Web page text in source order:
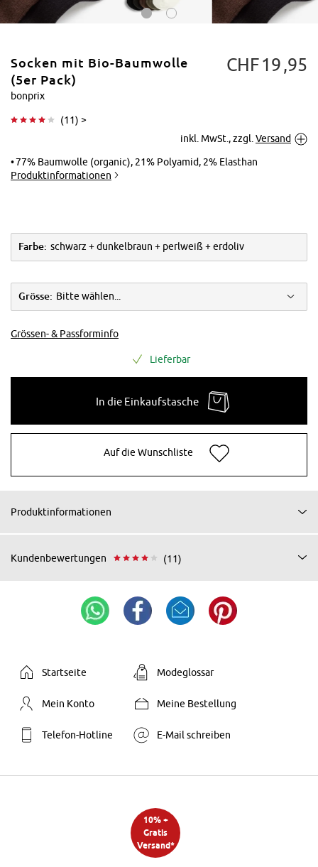
Vergrößern
Socken mit Bio-Baumwolle
(5er Pack)
bonprix
(11) >
CHF19 95
inkl. MwSt., zzgl. Versand
77% Baumwolle (organic), 21% Polyamid, 2% Elasthan
Produktinformationen
Farbe: schwarz + dunkelbraun + perlweiß + erdoliv
Grösse: Bitte wählen...
Grössen- & Passforminfo
Lieferbar
In die Einkaufstasche
Auf die Wunschliste
Produktinformationen
Kundenbewertungen (11)
Startseite Modeglossar
Mein Konto Meine Bestellung
Telefon-Hotline E-Mail schreiben
10% +
Gratis
Versand*